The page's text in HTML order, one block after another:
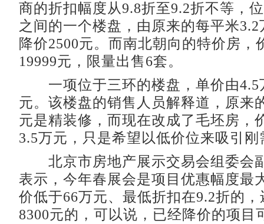
商的折扣幅度从9.8折至9.2折不等，
之间的一个楼盘，由原来的每平米
降价2500元。而南北朝向的特价房，
19999元，限量出售6套。
一项位于三环的楼盘，单价由4.5
元。该楼盘的销售人员解释道，原来
元是精装修，而现在改成了毛坯房，
3.5万元，只是希望以低价位来吸引刚
北京市房地产展示交易会组委会
表示，今年春展会是项目优惠幅度最
价低于66万元、最低折扣在9.2折的
8300元的，可以说，已经降价的项目